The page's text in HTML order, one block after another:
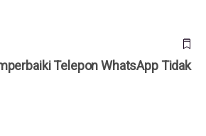
Telepon WhatsApp Tidak